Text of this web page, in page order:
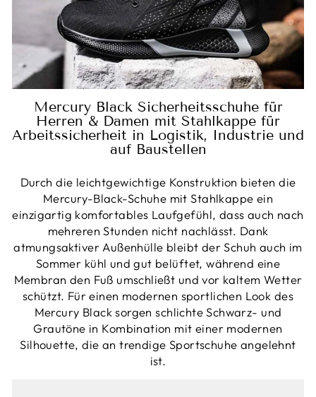
Mercury Black Sicherheitsschuhe für
Herren & Damen mit Stahlkappe für
Arbeitssicherheit in Logistik, Industrie und
auf Baustellen
Durch die leichtgewichtige Konstruktion bieten die
Mercury-Black-Schuhe mit Stahlkappe ein
einzigartig komfortables Laufgefühl, dass auch nach
mehreren Stunden nicht nachlässt. Dank
atmungsaktiver Außenhülle bleibt der Schuh auch im
Sommer kühl und gut belüftet, während eine
Membran den Fuß umschließt und vor kaltem Wetter
schützt. Für einen modernen sportlichen Look des
Mercury Black sorgen schlichte Schwarz- und
Grautöne in Kombination mit einer modernen
Silhouette, die an trendige Sportschuhe angelehnt
ist.